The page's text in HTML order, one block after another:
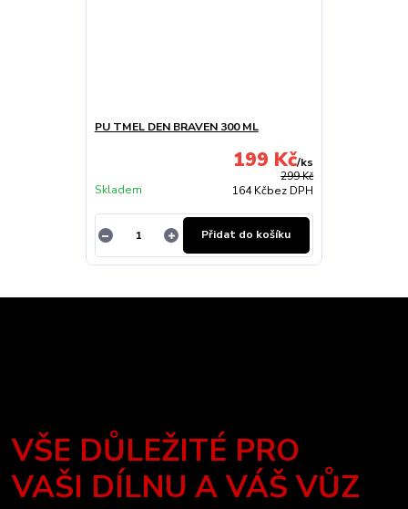
PU TMEL DEN BRAVEN 300 ML
299 Kč
199 Kč/ks
164 Kčbez DPH
Skladem
Přidat do košíku
VŠE DŮLEŽITÉ PRO
VAŠI DÍLNU A VÁŠ VŮZ